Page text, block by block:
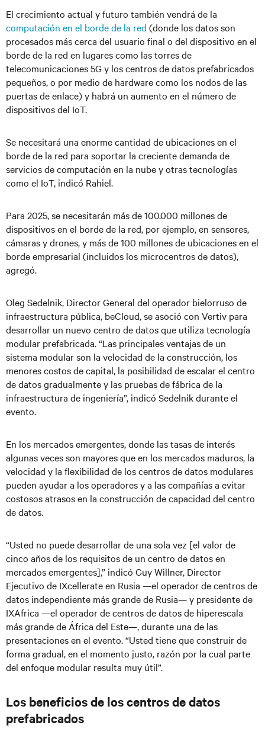
El crecimiento actual y futuro también vendrá de la
computación en el borde de la red (donde los datos son
procesados más cerca del usuario final o del dispositivo en el
borde de la red en lugares como las torres de
telecomunicaciones 5G y los centros de datos prefabricados
pequeños, o por medio de hardware como los nodos de las
puertas de enlace) y habrá un aumento en el número de
dispositivos del IoT.
Se necesitará una enorme cantidad de ubicaciones en el
borde de la red para soportar la creciente demanda de
servicios de computación en la nube y otras tecnologías
como el IoT, indicó Rahiel.
Para 2025, se necesitarán más de 100.000 millones de
dispositivos en el borde de la red, por ejemplo, en sensores,
cámaras y drones, y más de 100 millones de ubicaciones en el
borde empresarial (incluidos los microcentros de datos),
agregó.
Oleg Sedelnik, Director General del operador bielorruso de
infraestructura pública, beCloud, se asoció con Vertiv para
desarrollar un nuevo centro de datos que utiliza tecnología
modular prefabricada. “Las principales ventajas de un
sistema modular son la velocidad de la construcción, los
menores costos de capital, la posibilidad de escalar el centro
de datos gradualmente y las pruebas de fábrica de la
infraestructura de ingeniería”, indicó Sedelnik durante el
evento.
En los mercados emergentes, donde las tasas de interés
algunas veces son mayores que en los mercados maduros, la
velocidad y la flexibilidad de los centros de datos modulares
pueden ayudar a los operadores y a las compañías a evitar
costosos atrasos en la construcción de capacidad del centro
de datos.
“Usted no puede desarrollar de una sola vez [el valor de
cinco años de los requisitos de un centro de datos en
mercados emergentes],” indicó Guy Willner, Director
Ejecutivo de IXcellerate en Rusia —el operador de centros de
datos independiente más grande de Rusia— y presidente de
IXAfrica —el operador de centros de datos de hiperescala
más grande de África del Este—, durante una de las
presentaciones en el evento. “Usted tiene que construir de
forma gradual, en el momento justo, razón por la cual parte
del enfoque modular resulta muy útil”.
Los beneficios de los centros de datos
prefabricados